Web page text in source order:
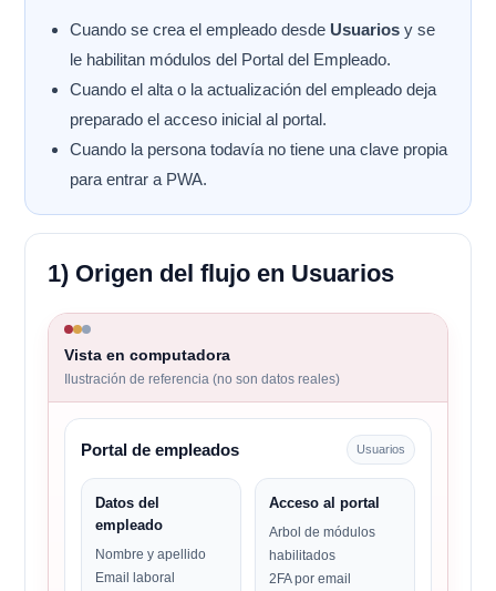
Cuando se crea el empleado desde Usuarios y se
le habilitan módulos del Portal del Empleado.
Cuando el alta o la actualización del empleado deja
preparado el acceso inicial al portal.
Cuando la persona todavía no tiene una clave propia
para entrar a PWA.
1) Origen del flujo en Usuarios
Vista en computadora
Ilustración de referencia (no son datos reales)
Portal de empleados Usuarios
Datos del
empleado
Nombre y apellido
Email laboral
Acceso al portal
Arbol de módulos
habilitados
2FA por email